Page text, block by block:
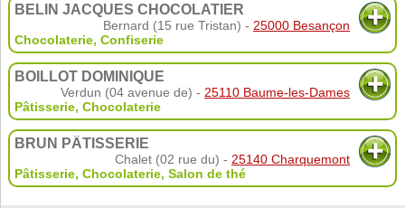
BELIN JACQUES CHOCOLATIER
Bernard (15 rue Tristan) - 25000 Besançon
Chocolaterie, Confiserie
BOILLOT DOMINIQUE
Verdun (04 avenue de) - 25110 Baume-les-Dames
Pâtisserie, Chocolaterie
BRUN PÂTISSERIE
Chalet (02 rue du) - 25140 Charquemont
Pâtisserie, Chocolaterie, Salon de thé